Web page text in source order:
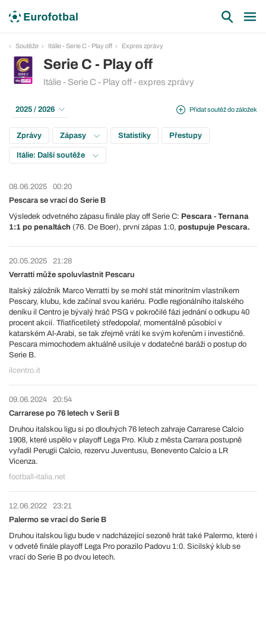
Soutěže Itálie - Serie C - Play off Expres zprávy
Serie C - Play off
Itálie - Serie C - Play off - expres zprávy
Přidat soutěž do záložek
2025 / 2026
Zprávy Zápasy Statistiky Přestupy
Itálie: Další soutěže
08.06.2025
00:20
Pescara se vrací do Serie B
Výsledek odvetného zápasu finále play off Serie C: Pescara - Ternana
1:1 po penaltách (76. De Boer), první zápas 1:0, postupuje Pescara.
20.05.2025
21:28
Verratti může spoluvlastnit Pescaru
Italský záložník Marco Verratti by se mohl stát minoritním vlastníkem
Pescary, klubu, kde začínal svou kariéru. Podle regionálního italského
deníku il Centro je bývalý hráč PSG v pokročilé fázi jednání o odkupu 40
procent akcií. Třiatřicetiletý středopolař, momentálně působící v
katarském Al-Arabi, se tak zřejmě vrátí ke svým kořenům i investičně.
Pescara mimochodem aktuálně usiluje v dodatečné baráži o postup do
Serie B.
ilcentro.it
09.06.2024
20:54
Carrarese po 76 letech v Serii B
Druhou italskou ligu si po dlouhých 76 letech zahraje Carrarese Calcio
1908, které uspělo v playoff Lega Pro. Klub z města Carrara postupně
vyřadil Perugii Calcio, rezervu Juventusu, Benevento Calcio a LR
Vicenza.
football-italia.net
12.06.2022
23:21
Palermo se vrací do Serie B
Druhou italskou ligu bude v nadcházející sezoně hrát také Palermo, které i
v odvetě finále playoff Lega Pro porazilo Padovu 1:0. Sicilský klub se
vrací do Serie B po dvou letech.